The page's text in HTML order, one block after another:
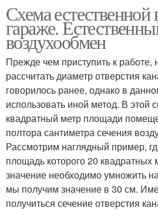
Схема естественной
гараже.
воздухообмен
Прежде чем приступить к работе,
рассчитать диаметр отверстия
говорилось ранее, однако в
использовать иной метод. В этой
квадратный метр площади
полтора сантиметра сечения
Рассмотрим наглядный пример,
площадь которого 20 квадратных
значение необходимо умножить
мы получим значение в 30 см.
получиться сечение отверстия